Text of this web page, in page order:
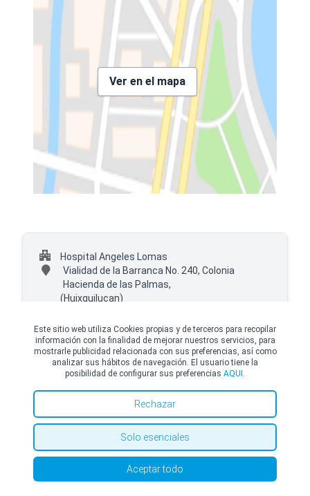
Ver en el mapa
Hospital Angeles Lomas
Vialidad de la Barranca No. 240, Colonia
Hacienda de las Palmas,
(Huixquilucan)
© Copyright Top Doctors 2026. All Right Reserved. Designed and Developed by
Top Doctors |Términos y condiciones|Política de Cookies|Política de privacidad
Este sitio web utiliza Cookies propias y de terceros para recopilar
información con la finalidad de mejorar nuestros servicios, para
mostrarle publicidad relacionada con sus preferencias, así como
analizar sus hábitos de navegación. El usuario tiene la
posibilidad de configurar sus preferencias AQUI.
Rechazar
Solo esenciales
Aceptar todo